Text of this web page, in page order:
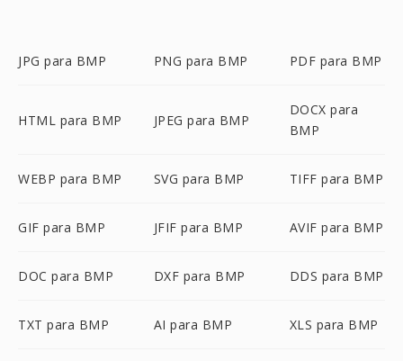
JPG para BMP PNG para BMP PDF para BMP
HTML para BMP JPEG para BMP
DOCX para
BMP
WEBP para BMP SVG para BMP TIFF para BMP
GIF para BMP JFIF para BMP AVIF para BMP
DOC para BMP DXF para BMP DDS para BMP
TXT para BMP AI para BMP XLS para BMP